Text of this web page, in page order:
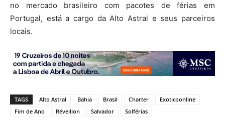
no mercado brasileiro com pacotes de férias em
Portugal, está a cargo da Alto Astral e seus parceiros
locais.
TAGS Alto Astral Bahia Brasil Charter
Exoticoonline
Fim de Ano
Réveillon Salvador Solférias